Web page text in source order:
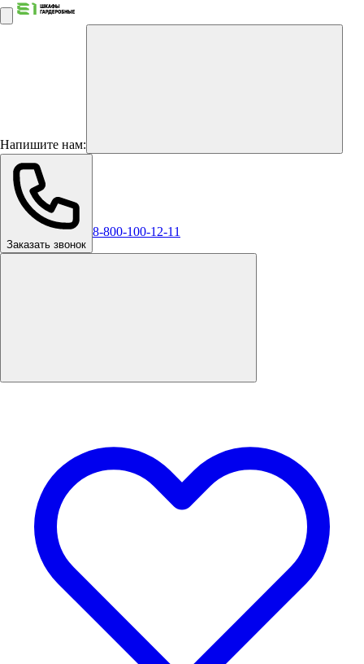
Напишите нам:
Заказать звонок
8-800-100-12-11